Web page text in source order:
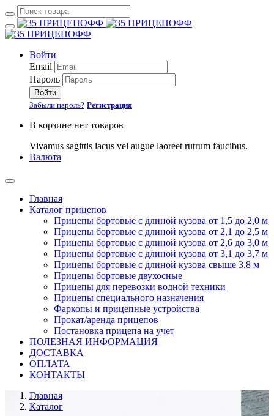
Войти
Email
Пароль
Войти
Забыли пароль? Регистрация
В корзине нет товаров
Vivamus sagittis lacus vel augue laoreet rutrum faucibus.
Валюта
Главная
Каталог прицепов
Прицепы бортовые с длиной кузова от 1,5 до 2,0 м
Прицепы бортовые с длиной кузова от 2,1 до 2,5 м
Прицепы бортовые с длиной кузова от 2,6 до 3,0 м
Прицепы бортовые с длиной кузова от 3,1 до 3,7 м
Прицепы бортовые с длиной кузова свыше 3,8 м
Прицепы бортовые двухосные
Прицепы для перевозки водной техники
Прицепы специального назначения
Фаркопы и прицепные устройства
Прокат/аренда прицепов
Постановка прицепа на учет
ПОЛЕЗНАЯ ИНФОРМАЦИЯ
ДОСТАВКА
ОПЛАТА
КОНТАКТЫ
Главная
Каталог